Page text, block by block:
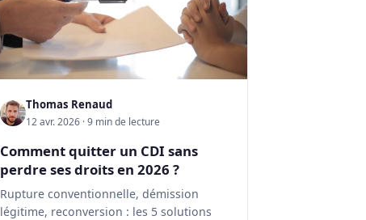
Thomas Renaud
12 avr. 2026 · 9 min de lecture
Comment quitter un CDI sans
perdre ses droits en 2026 ?
Rupture conventionnelle, démission
légitime, reconversion : les 5 solutions